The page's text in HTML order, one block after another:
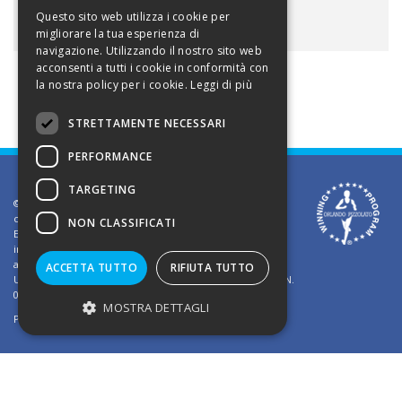
ALLEGATI
©2002 Informativa sui diritti d'autore. Le informazioni
contenute in questo sito sono solo per uso privato.
E' vietato riprodurre o divulgare in qualsiasi forma le
informazioni contenute in questo sito, salvo previa
autorizzazione di Orlando Pizzolato
Ufficio del Registro delle Imprese di Vicenza - Iscrizione N.
03409260241 - REA N. VI-323302
Powered by
TWS
Questo sito web utilizza i cookie per
migliorare la tua esperienza di
navigazione. Utilizzando il nostro sito web
acconsenti a tutti i cookie in conformità con
la nostra policy per i cookie. Leggi di più
STRETTAMENTE NECESSARI
PERFORMANCE
TARGETING
NON CLASSIFICATI
ACCETTA TUTTO RIFIUTA TUTTO
MOSTRA DETTAGLI